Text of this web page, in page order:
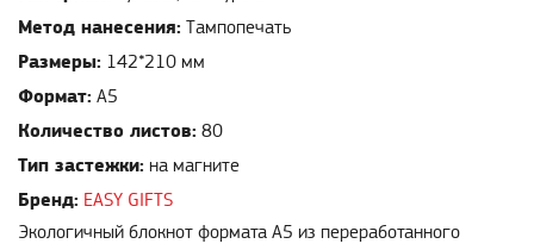
Метод нанесения: Тампопечать
Размеры: 142*210 мм
Формат: А5
Количество листов: 80
Тип застежки: на магните
Бренд: EASY GIFTS
Экологичный блокнот формата A5 из переработанного